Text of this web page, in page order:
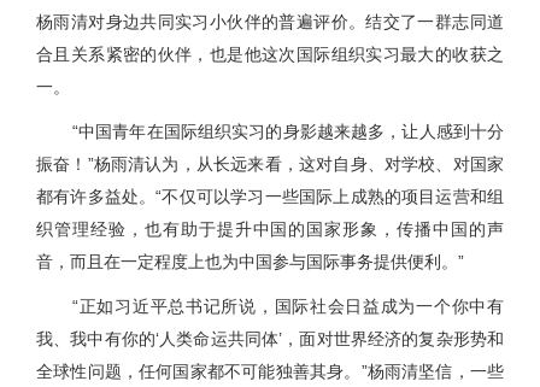
杨雨清对身边共同实习小伙伴的普遍评价。结交了一群志同道
合且关系紧密的伙伴，也是他这次国际组织实习最大的收获之
一。
“中国青年在国际组织实习的身影越来越多，让人感到十分
振奋！”杨雨清认为，从长远来看，这对自身、对学校、对国家
都有许多益处。“不仅可以学习一些国际上成熟的项目运营和组
织管理经验，也有助于提升中国的国家形象，传播中国的声
音，而且在一定程度上也为中国参与国际事务提供便利。”
“正如习近平总书记所说，国际社会日益成为一个你中有
我、我中有你的‘人类命运共同体’，面对世界经济的复杂形势和
全球性问题，任何国家都不可能独善其身。”杨雨清坚信，一些